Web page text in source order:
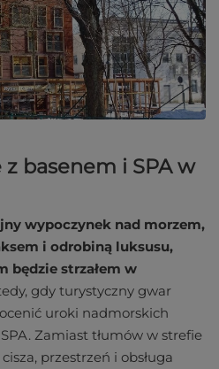
basenem i SPA w
wypoczynek nad morzem,
i odrobiną luksusu,
będzie strzałem w
gdy turystyczny gwar
uroki nadmorskich
Zamiast tłumów w strefie
przestrzeń i obsługa